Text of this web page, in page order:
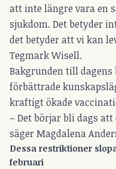
att inte längre vara en
sjukdom. Det betyder
det betyder att vi kan
Tegmark Wisell.
Bakgrunden till
förbättrade
kraftigt ökade
– Det börjar bli dags att
säger Magdalena
Dessa restriktioner
februari